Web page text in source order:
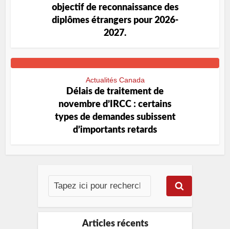
objectif de reconnaissance des
diplômes étrangers pour 2026-
2027.
Actualités Canada
Délais de traitement de
novembre d’IRCC : certains
types de demandes subissent
d’importants retards
Articles récents